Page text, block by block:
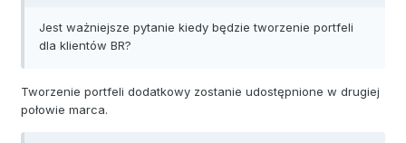
Jest ważniejsze pytanie kiedy będzie tworzenie portfeli
dla klientów BR?
Tworzenie portfeli dodatkowy zostanie udostępnione w drugiej
połowie marca.